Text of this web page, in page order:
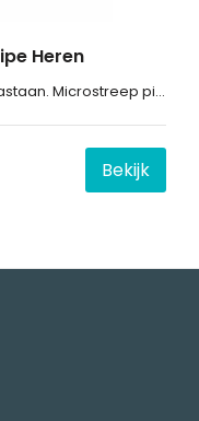
Heren
piqué. CB DryTec™ UPF 20+.
Bekijk